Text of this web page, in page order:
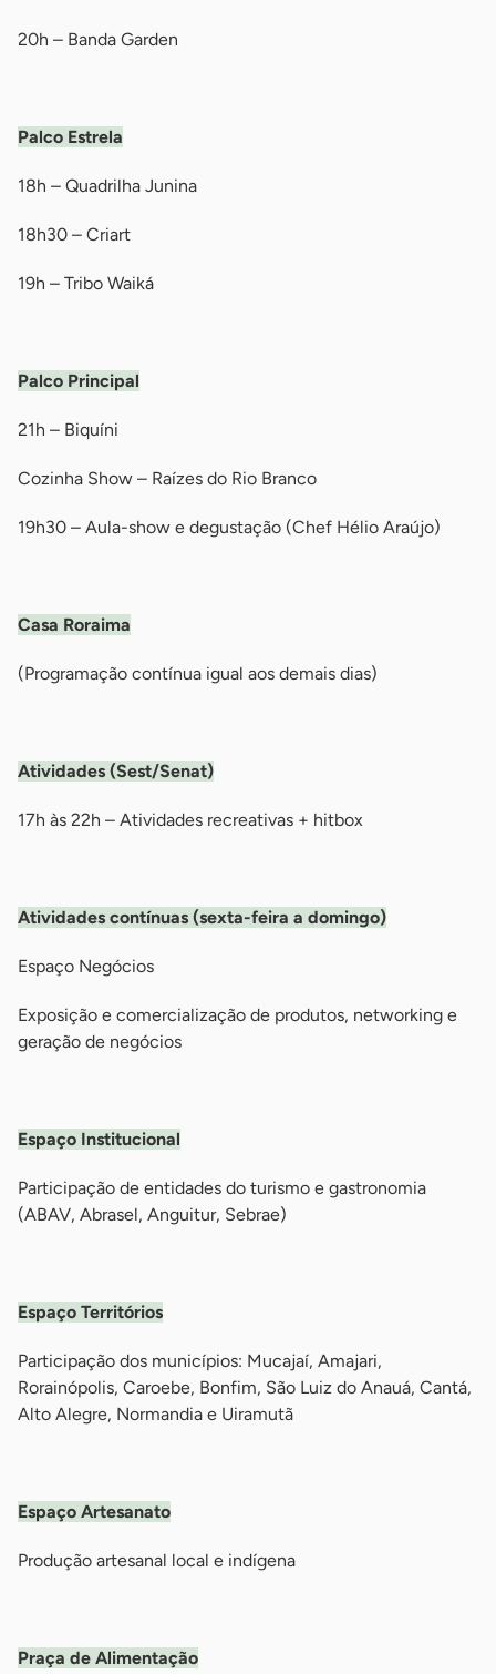
20h – Banda Garden
Palco Estrela
18h – Quadrilha Junina
18h30 – Criart
19h – Tribo Waiká
Palco Principal
21h – Biquíni
Cozinha Show – Raízes do Rio Branco
19h30 – Aula-show e degustação (Chef Hélio Araújo)
Casa Roraima
(Programação contínua igual aos demais dias)
Atividades (Sest/Senat)
17h às 22h – Atividades recreativas + hitbox
Atividades contínuas (sexta-feira a domingo)
Espaço Negócios
Exposição e comercialização de produtos, networking e
geração de negócios
Espaço Institucional
Participação de entidades do turismo e gastronomia
(ABAV, Abrasel, Anguitur, Sebrae)
Espaço Territórios
Participação dos municípios: Mucajaí, Amajari,
Rorainópolis, Caroebe, Bonfim, São Luiz do Anauá, Cantá,
Alto Alegre, Normandia e Uiramutã
Espaço Artesanato
Produção artesanal local e indígena
Praça de Alimentação